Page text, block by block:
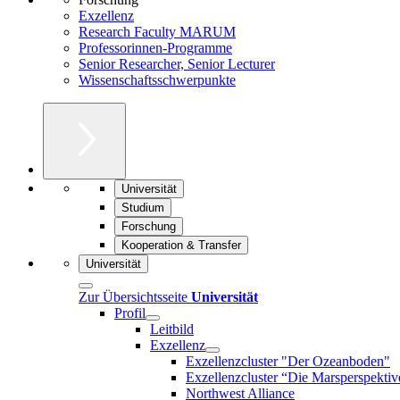
Exzellenz
Research Faculty MARUM
Professorinnen-Programme
Senior Researcher, Senior Lecturer
Wissenschaftsschwerpunkte
Universität
Studium
Forschung
Kooperation & Transfer
Universität
Zur Übersichtsseite Universität
Profil
Leitbild
Exzellenz
Exzellenzcluster "Der Ozeanboden"
Exzellenzcluster “Die
Northwest Alliance